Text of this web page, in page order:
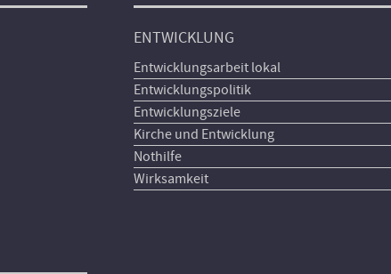
ENTWICKLUNG
Entwicklungsarbeit lokal
Entwicklungspolitik
Entwicklungsziele
Kirche und Entwicklung
Nothilfe
Wirksamkeit